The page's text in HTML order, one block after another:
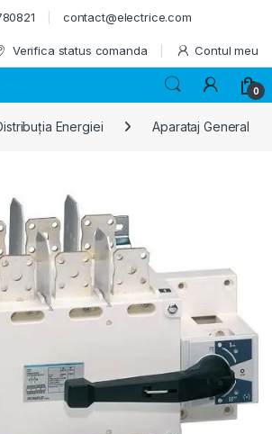
contact@electrice.com
Verifica status comanda Contul meu
0
Energiei Aparataj General